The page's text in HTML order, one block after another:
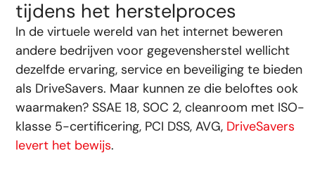
tijdens het herstelproces
In de virtuele wereld van het internet beweren
andere bedrijven voor gegevensherstel wellicht
dezelfde ervaring, service en beveiliging te bieden
als DriveSavers. Maar kunnen ze die beloftes ook
waarmaken? SSAE 18, SOC 2, cleanroom met ISO-
klasse 5-certificering, PCI DSS, AVG, DriveSavers
levert het bewijs.